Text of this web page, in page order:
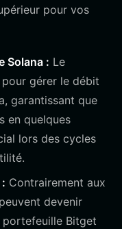
pour vos
Solana : Le
gérer le débit
garantissant que
en quelques
lors des cycles
Contrairement aux
devenir
portefeuille Bitget